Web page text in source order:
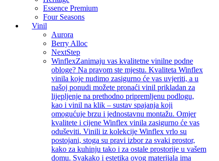
Essence Premium
Four Seasons
Vinil
Aurora
Berry Alloc
NextStep
WinflexZanimaju vas kvalitetne vinilne podne
obloge? Na pravom ste mjestu. Kvaliteta Winflex
vinila koje nudimo zasigurno će vas uvjeriti, a u
našoj ponudi možete pronaći vinil prikladan za
lijepljenje na prethodno pripremljenu podlogu,
kao i vinil na klik – sustav spajanja koji
omogućuje brzu i jednostavnu montažu. Omjer
kvalitete i cijene Winflex vinila zasigurno će vas
oduševiti. Vinili iz kolekcije Winflex vrlo su
postojani, stoga su pravi izbor za svaki prostor,
kako za kuhinju tako i za ostale prostorije u vašem
domu. Svakako i estetika ovog materijala ima